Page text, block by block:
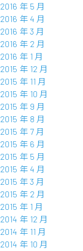
2016 年 5 月
2016 年 4 月
2016 年 3 月
2016 年 2 月
2016 年 1 月
2015 年 12 月
2015 年 11 月
2015 年 10 月
2015 年 9 月
2015 年 8 月
2015 年 7 月
2015 年 6 月
2015 年 5 月
2015 年 4 月
2015 年 3 月
2015 年 2 月
2015 年 1 月
2014 年 12 月
2014 年 11 月
2014 年 10 月